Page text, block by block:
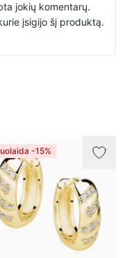
jokių komentarų.
įsigijo šį produktą.
-15%